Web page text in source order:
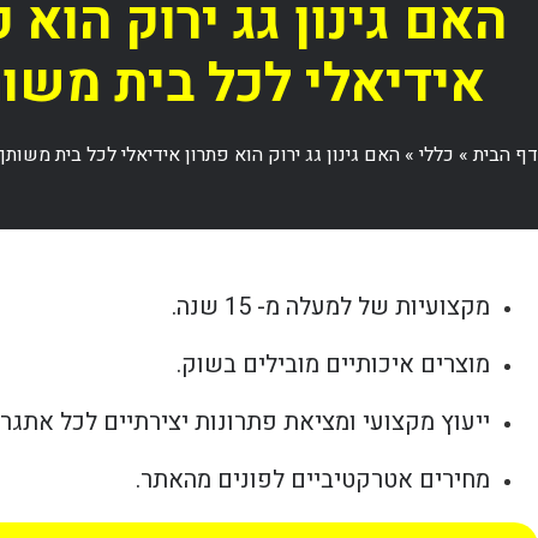
האם גינון גג ירוק הוא
אידיאלי לכל בית
דף הבית» כללי » האם גינון גג ירוק הוא פתרון אידיאלי לכל בית
מקצועיות של למעלה מ- 15 שנה.
מוצרים איכותיים מובילים בשוק.
ייעוץ מקצועי ומציאת פתרונות יצירתיים לכל
מחירים אטרקטיביים לפונים מהאתר.